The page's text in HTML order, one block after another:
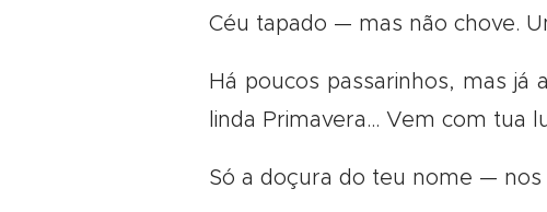
Céu tapado — mas não chove.
Há poucos passarinhos, mas já
linda Primavera… Vem com tua
Só a doçura do teu nome — nos